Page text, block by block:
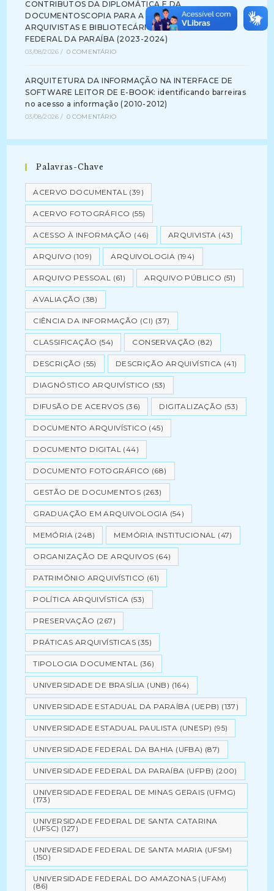
CONTRIBUTOS DA DIPLOMÁTICA E DA
DOCUMENTOSCOPIA PARA A FORMAÇÃO DE
ARQUIVISTAS E BIBLIOTECÁRIOS NA UNIVERSIDADE
FEDERAL DA PARAÍBA (2023-2024)
03/08/2026 / 0 COMENTÁRIO
ARQUITETURA DA INFORMAÇÃO NA INTERFACE DE
SOFTWARE LEITOR DE E-BOOK: identificando barreiras
no acesso a informação (2010-2012)
03/08/2026 / 0 COMENTÁRIO
Palavras-Chave
ACERVO DOCUMENTAL (39)
ACERVO FOTOGRÁFICO (55)
ACESSO À INFORMAÇÃO (46) ARQUIVISTA (43)
ARQUIVO (109) ARQUIVOLOGIA (194)
ARQUIVO PESSOAL (61) ARQUIVO PÚBLICO (51)
AVALIAÇÃO (38)
CIÊNCIA DA INFORMAÇÃO (CI) (37)
CLASSIFICAÇÃO (54) CONSERVAÇÃO (82)
DESCRIÇÃO (55) DESCRIÇÃO ARQUIVÍSTICA (41)
DIAGNÓSTICO ARQUIVÍSTICO (53)
DIFUSÃO DE ACERVOS (36) DIGITALIZAÇÃO (53)
DOCUMENTO ARQUIVÍSTICO (45)
DOCUMENTO DIGITAL (44)
DOCUMENTO FOTOGRÁFICO (68)
GESTÃO DE DOCUMENTOS (263)
GRADUAÇÃO EM ARQUIVOLOGIA (54)
MEMÓRIA (248) MEMÓRIA INSTITUCIONAL (47)
ORGANIZAÇÃO DE ARQUIVOS (64)
PATRIMÔNIO ARQUIVÍSTICO (61)
POLÍTICA ARQUIVÍSTICA (53)
PRESERVAÇÃO (267)
PRÁTICAS ARQUIVÍSTICAS (35)
TIPOLOGIA DOCUMENTAL (36)
UNIVERSIDADE DE BRASÍLIA (UNB) (164)
UNIVERSIDADE ESTADUAL DA PARAÍBA (UEPB) (137)
UNIVERSIDADE ESTADUAL PAULISTA (UNESP) (95)
UNIVERSIDADE FEDERAL DA BAHIA (UFBA) (87)
UNIVERSIDADE FEDERAL DA PARAÍBA (UFPB) (200)
UNIVERSIDADE FEDERAL DE MINAS GERAIS (UFMG)
(173)
UNIVERSIDADE FEDERAL DE SANTA CATARINA
(UFSC) (127)
UNIVERSIDADE FEDERAL DE SANTA MARIA (UFSM)
(150)
UNIVERSIDADE FEDERAL DO AMAZONAS (UFAM)
(86)